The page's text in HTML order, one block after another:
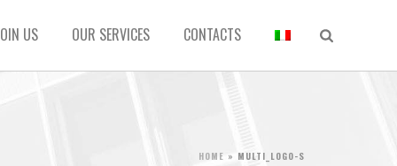
US OUR SERVICES CONTACTS
HOME » MULTI_LOGO-S